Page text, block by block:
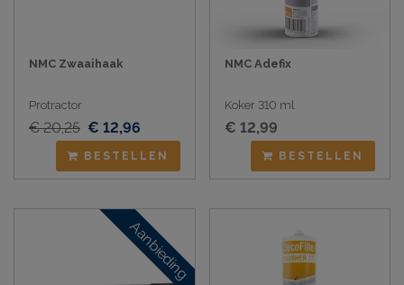
NMC Zwaaihaak
Protractor
€ 20,25 € 12,96
BESTELLEN
NMC Adefix
Koker 310 ml
€ 12,99
BESTELLEN
Aanbieding